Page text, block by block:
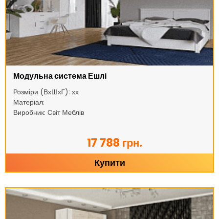
Модульна система Ешлі
Розміри (ВхШхГ): хх
Матеріал:
Виробник: Світ Меблів
17 788 грн.
Купити